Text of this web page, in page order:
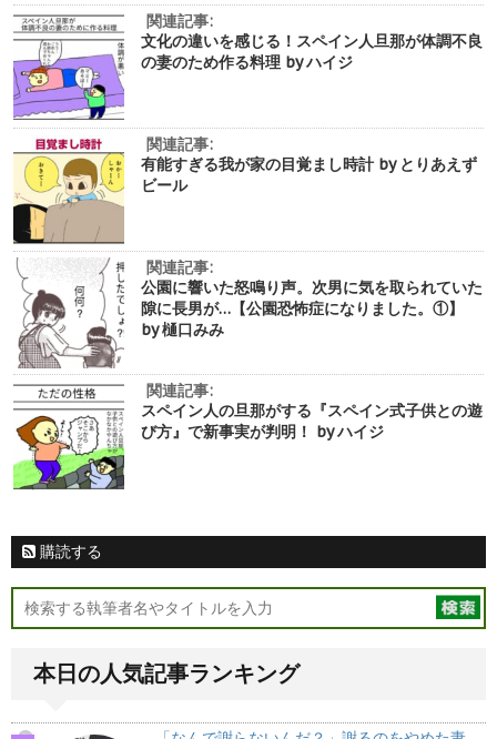
関連記事:
文化の違いを感じる！スペイン人旦那が体調不良
の妻のため作る料理 by ハイジ
関連記事:
有能すぎる我が家の目覚まし時計 by とりあえず
ビール
関連記事:
公園に響いた怒鳴り声。次男に気を取られていた
隙に長男が…【公園恐怖症になりました。①】
by 樋口みみ
関連記事:
スペイン人の旦那がする『スペイン式子供との遊
び方』で新事実が判明！ by ハイジ
購読する
本日の人気記事ランキング